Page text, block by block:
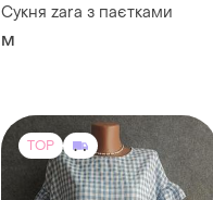
Сукня zara з паєтками
M
TOP